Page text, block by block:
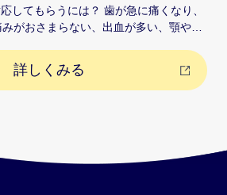
には？ 歯が急に痛くなり、
がおさまらない、出血が多い、顎やほ
う。 平日の診療時間内であればお近く
連絡をし、また休日や夜間の受診の場
診療に対応している歯科医院」または
ている歯科医院もあります。また、20時
地の歯科医師会に所属している歯科医師
詳しくみる